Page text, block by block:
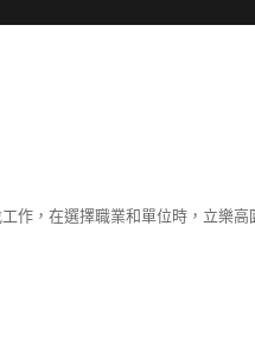
作，在選擇職業和單位時，立樂